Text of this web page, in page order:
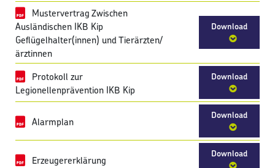
Mustervertrag Zwischen
Ausländischen IKB Kip
Geflügelhalter(innen) und Tierärzten/
ärztinnen
Download
Protokoll zur
Legionellenprävention IKB Kip
Download
Alarmplan
Download
Erzeugererklärung
Download